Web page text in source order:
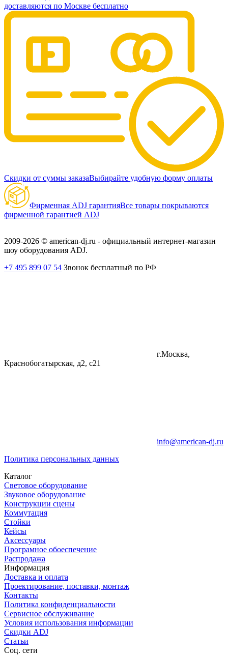
доставляются по Москве бесплатно
Скидки от суммы заказаВыбирайте удобную форму оплаты
Фирменная ADJ гарантияВсе товары покрываются
фирменной гарантией ADJ
2009-2026 © american-dj.ru - официальный интернет-магазин
шоу оборудования ADJ.
+7 495 899 07 54 Звонок бесплатный по РФ
г.Москва,
Краснобогатырская, д2, с21
info@american-dj.ru
Политика персональных данных
Каталог
Световое оборудование
Звуковое оборудование
Конструкции сцены
Коммутация
Стойки
Кейсы
Аксессуары
Програмное обоеспечение
Распродажа
Информация
Доставка и оплата
Проектирование, поставки, монтаж
Контакты
Политика конфиденциальности
Сервисное обслуживание
Условия использования информации
Скидки ADJ
Статьи
Соц. сети